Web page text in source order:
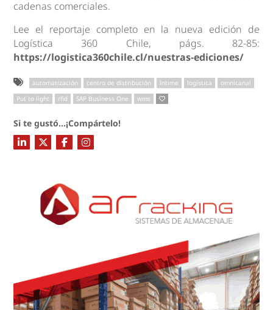
cadenas comerciales.
Lee el reportaje completo en la nueva edición de
Logística 360 Chile, págs. 82-85:
https://logistica360chile.cl/nuestras-ediciones/
automatización centro de distribución Intime logística
omnicanal
Put to light
rfid SAP Business One wms
Si te gustó...¡Compártelo!